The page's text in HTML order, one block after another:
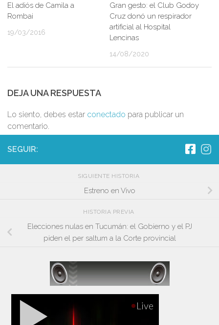
El adiós de Camila a
Rombai
19/03/2016
Gran gesto: el Club Godoy
Cruz donó un respirador
artificial al Hospital
Lencinas
14/08/2020
DEJA UNA RESPUESTA
Lo siento, debes estar conectado para publicar un
comentario.
SEGUIR:
SIGUIENTE HISTORIA
Estreno en Vivo
HISTORIA PREVIA
Elecciones nulas en Tucumán: el Gobierno y el PJ
piden el per saltum a la Corte provincial